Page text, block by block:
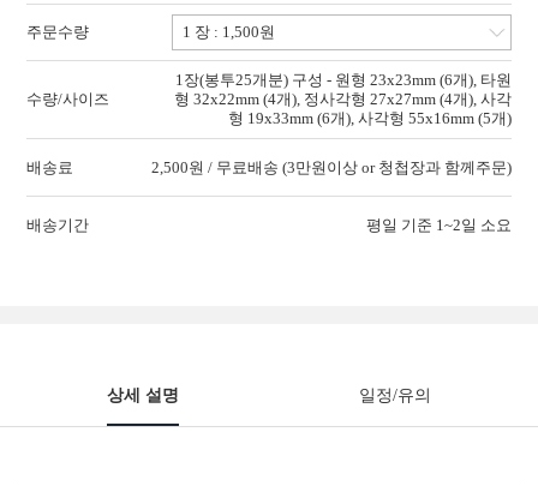
주문수량
수량/사이즈
1장(봉투25개분) 구성 - 원형 23x23mm (6개), 타원
형 32x22mm (4개), 정사각형 27x27mm (4개), 사각
형 19x33mm (6개), 사각형 55x16mm (5개)
배송료 2,500원 / 무료배송 (3만원이상 or 청첩장과 함께주문)
배송기간 평일 기준 1~2일 소요
상세 설명 일정/유의